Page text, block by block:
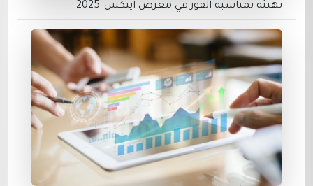
تهنئة بمناسبة الفوز في معرض ⁧آيتكس_2025‬⁩